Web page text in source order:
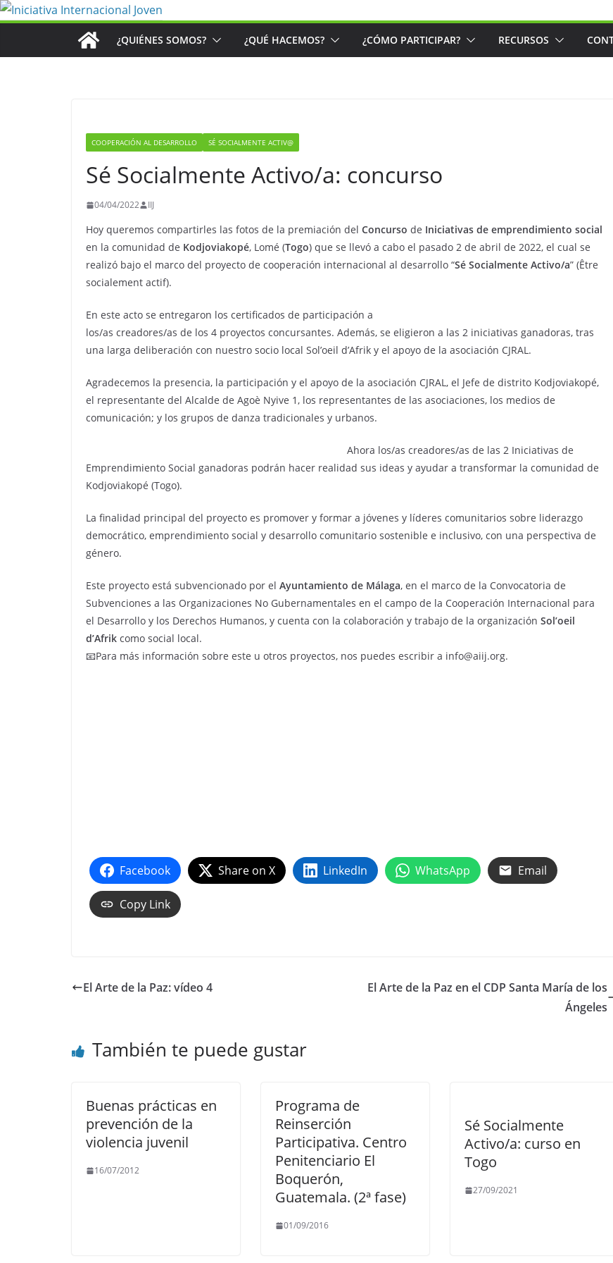
Saltar
¿QUIÉNES SOMOS? ¿QUÉ HACEMOS? ¿CÓMO PARTICIPAR? RECURSOS
COOPERACIÓN AL DESARROLLO SÉ SOCIALMENTE ACTIV@
Sé Socialmente Activo/a: concurso
04/04/2022 IIJ
Hoy queremos compartirles las fotos de la premiación del Concurso de Iniciativas de emprendimiento social
en la comunidad de Kodjoviakopé, Lomé (Togo) que se llevó a cabo el pasado 2 de abril de 2022, el cual se
realizó bajo el marco del proyecto de cooperación internacional al desarrollo “Sé Socialmente Activo/a” (Être
socialement actif).
En este acto se entregaron los certificados de participación a
los/as creadores/as de los 4 proyectos concursantes. Además, se eligieron a las 2 iniciativas ganadoras, tras
una larga deliberación con nuestro socio local Sol’oeil d’Afrik y el apoyo de la asociación CJRAL.
Agradecemos la presencia, la participación y el apoyo de la asociación CJRAL, el Jefe de distrito Kodjoviakopé,
el representante del Alcalde de Agoè Nyive 1, los representantes de las asociaciones, los medios de
comunicación; y los grupos de danza tradicionales y urbanos.
Ahora los/as creadores/as de las 2 Iniciativas de
Emprendimiento Social ganadoras podrán hacer realidad sus ideas y ayudar a transformar la comunidad de
Kodjoviakopé (Togo).
La finalidad principal del proyecto es promover y formar a jóvenes y líderes comunitarios sobre liderazgo
democrático, emprendimiento social y desarrollo comunitario sostenible e inclusivo, con una perspectiva de
género.
Este proyecto está subvencionado por el Ayuntamiento de Málaga, en el marco de la Convocatoria de
Subvenciones a las Organizaciones No Gubernamentales en el campo de la Cooperación Internacional para
el Desarrollo y los Derechos Humanos, y cuenta con la colaboración y trabajo de la organización Sol’oeil
d’Afrik como social local.
📧Para más información sobre este u otros proyectos, nos puedes escribir a info@aiij.org.
Facebook Share on X LinkedIn WhatsApp Email
Copy Link
El Arte de la Paz: vídeo 4
El Arte de la Paz en el CDP Santa María de los
Ángeles
También te puede gustar
Buenas prácticas en
prevención de la
violencia juvenil
16/07/2012
Programa de
Reinserción
Participativa. Centro
Penitenciario El
Boquerón,
Guatemala. (2ª fase)
01/09/2016
Sé Socialmente
Activo/a: curso en
Togo
27/09/2021